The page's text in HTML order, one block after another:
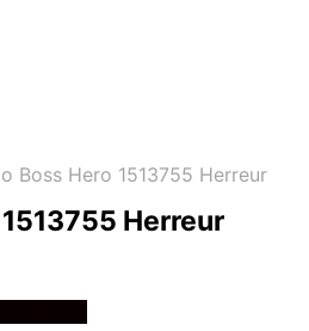
Boss Hero 1513755 Herreur
Herreur